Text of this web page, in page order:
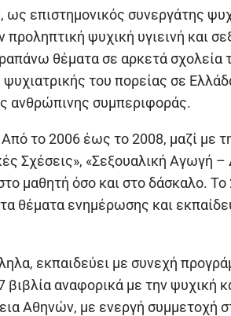
επιστημονικός συνεργάτης
ψυχική υγιεινή και
θέματα σε αρκετά σχολεία
του πορείας σε
ανθρώπινης συμπεριφοράς.
το 2006 έως το 2008, μαζί με
Σχέσεις», «Σεξουαλική Αγωγή –
μαθητή όσο και στο δάσκαλο. Το
θέματα ενημέρωσης και
εκπαιδεύει με συνεχή
αναφορικά με την ψυχική
Αθηνών, με ενεργή συμμετοχή